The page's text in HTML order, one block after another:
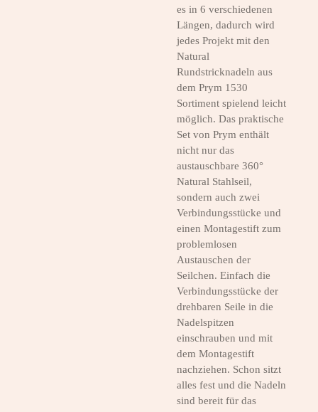
es in 6 verschiedenen
Längen, dadurch wird
jedes Projekt mit den
Natural
Rundstricknadeln aus
dem Prym 1530
Sortiment spielend leicht
möglich. Das praktische
Set von Prym enthält
nicht nur das
austauschbare 360°
Natural Stahlseil,
sondern auch zwei
Verbindungsstücke und
einen Montagestift zum
problemlosen
Austauschen der
Seilchen. Einfach die
Verbindungsstücke der
drehbaren Seile in die
Nadelspitzen
einschrauben und mit
dem Montagestift
nachziehen. Schon sitzt
alles fest und die Nadeln
sind bereit für das